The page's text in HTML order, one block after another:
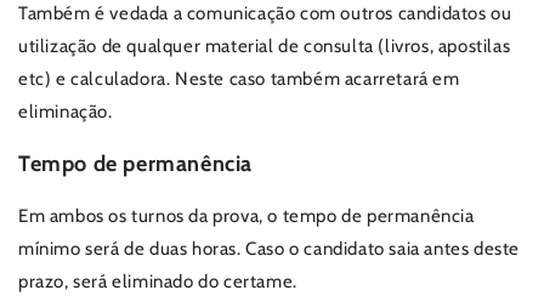
Também é vedada a comunicação com outros candidatos ou
utilização de qualquer material de consulta (livros, apostilas
etc) e calculadora. Neste caso também acarretará em
eliminação.
Tempo de permanência
Em ambos os turnos da prova, o tempo de permanência
mínimo será de duas horas. Caso o candidato saia antes deste
prazo, será eliminado do certame.